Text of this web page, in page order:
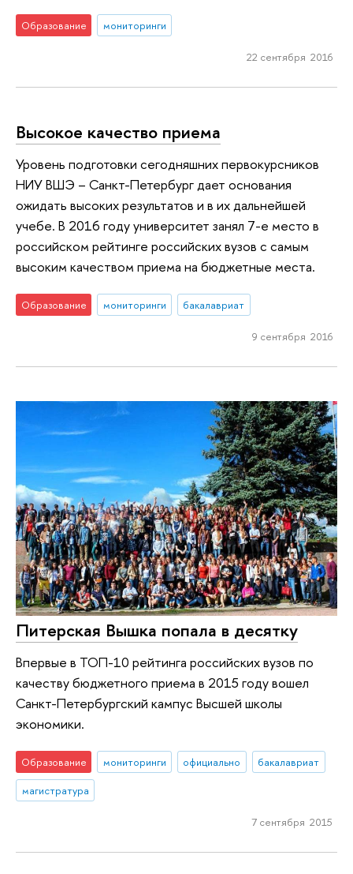
Образование мониторинги
22 сентября 2016
Высокое качество приема
Уровень подготовки сегодняшних первокурсников
НИУ ВШЭ – Санкт-Петербург дает основания
ожидать высоких результатов и в их дальнейшей
учебе. В 2016 году университет занял 7-е место в
российском рейтинге российских вузов с самым
высоким качеством приема на бюджетные места.
Образование мониторинги бакалавриат
9 сентября 2016
Питерская Вышка попала в десятку
Впервые в ТОП-10 рейтинга российских вузов по
качеству бюджетного приема в 2015 году вошел
Санкт-Петербургский кампус Высшей школы
экономики.
Образование мониторинги официально
бакалавриат
магистратура
7 сентября 2015